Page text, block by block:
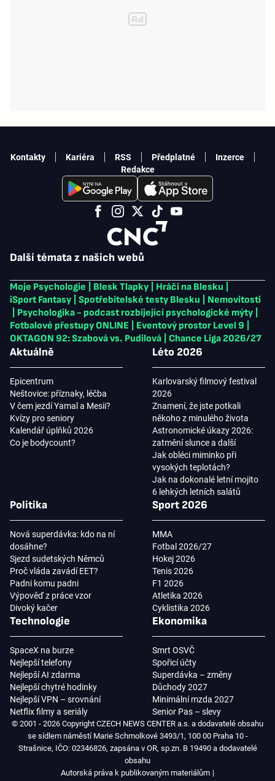
Další témata z našich webů
Moje Psychologie Blesk Tlapky Hráči na Blesku
iSport Fantasy
Spotřebitelské testy Blesku
Nemovitosti
Psychologika - podcast rozbíjející psychologické mýty
Fotbalové přestupy ONLINE
Eventový prostor Level 9
OKTAGON 92: Szabová vs. Pudilová
Chance Liga 2026/27
Aktuálně
Epicentrum
Neštovice: příznaky, léčba
V čem jezdí Yamal a Mesii?
Kvízy pro seniory
Kalendář úplňků 2026
Co je bodycount?
Léto 2026
Karlovarský filmový festival
2026
Znamení, že jste potkali
někoho z minulého života
Astronomické úkazy 2026:
zatmění slunce a další
Jak obléci miminko při
vysokých teplotách?
Jak na dokonalé letní mojito
6 lehkých letních salátů
Politika
Nová superdávka: kdo na ní
dosáhne?
Sjezd sudetských Němců
Proč vláda zavádí EET?
Padni komu padni
Výpověď z práce vzor
Divoký kačer
Sport 2026
MMA
Fotbal 2026/27
Hokej 2026
Tenis 2026
F1 2026
Atletika 2026
Cyklistika 2026
Technologie
SpaceX na burze
Nejlepší telefony
Nejlepší AI zdarma
Nejlepší chytré hodinky
Nejlepší VPN – srovnání
Netflix filmy a seriály
Ekonomika
Smrt OSVČ
Spořicí účty
Superdávka – změny
Důchody 2027
Minimální mzda 2027
Senior Pas – slevy
Kontakty Kariéra RSS Předplatné
Inzerce
Redakce
© 2001 - 2026 Copyright CZECH NEWS CENTER a.s. a dodavatelé obsahu
se sídlem náměstí Marie Schmolkové 3493/1, 100 00 Praha 10 -
Strašnice, IČO: 02346826, zapsána v OR, sp.zn. B 19490 a dodavatelé
obsahu
Autorská práva k publikovaným materiálům